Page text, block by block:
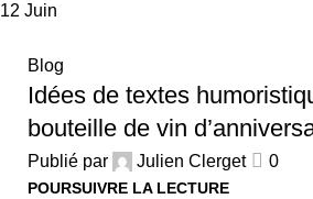
12 Juin
Blog
Idées de textes
bouteille de vin
Publié par Julien Clerget 0
POURSUIVRE LA LECTURE